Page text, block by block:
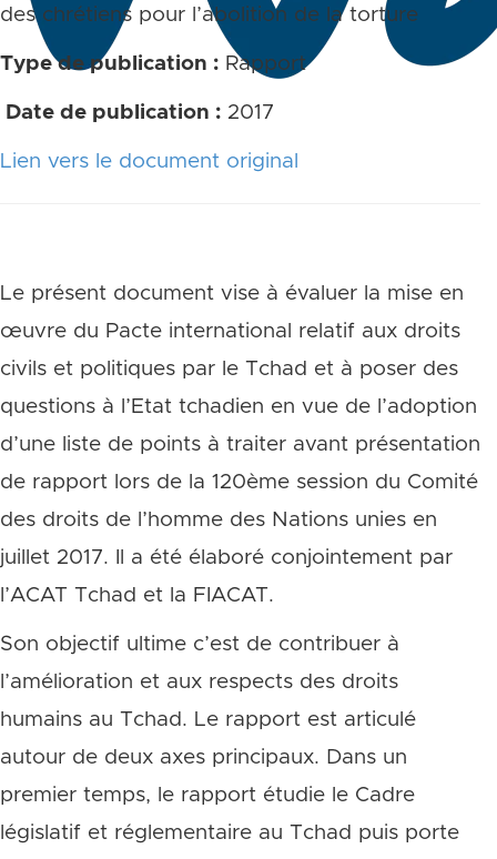
des chrétiens pour l’abolition de la torture
Type de publication : Rapport
Date de publication : 2017
Lien vers le document original
Le présent document vise à évaluer la mise en
œuvre du Pacte international relatif aux droits
civils et politiques par le Tchad et à poser des
questions à l’Etat tchadien en vue de l’adoption
d’une liste de points à traiter avant présentation
de rapport lors de la 120ème session du Comité
des droits de l’homme des Nations unies en
juillet 2017. Il a été élaboré conjointement par
l’ACAT Tchad et la FIACAT.
Son objectif ultime c’est de contribuer à
l’amélioration et aux respects des droits
humains au Tchad. Le rapport est articulé
autour de deux axes principaux. Dans un
premier temps, le rapport étudie le Cadre
législatif et réglementaire au Tchad puis porte